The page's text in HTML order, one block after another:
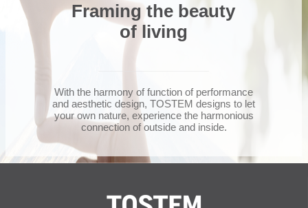
Framing the beauty
of living
With the harmony of function of performance
and aesthetic design, TOSTEM designs to let
your own nature, experience the harmonious
connection of outside and inside.